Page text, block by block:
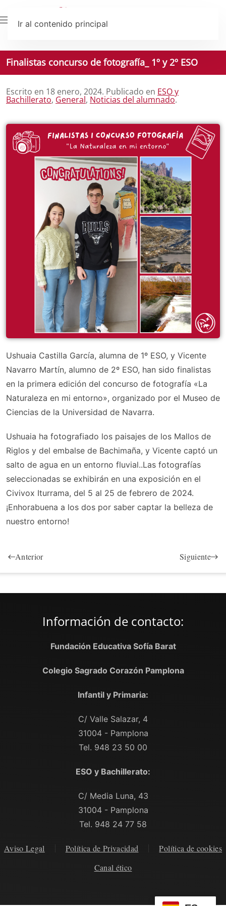
Ir al contenido principal
Finalistas concurso de fotografía_ 1º y 2º ESO
Escrito en 18 enero, 2024. Publicado en ESO y
Bachillerato, General, Noticias del alumnado.
Ushuaia Castilla García, alumna de 1º ESO, y Vicente
Navarro Martín, alumno de 2º ESO, han sido finalistas
en la primera edición del concurso de fotografía «La
Naturaleza en mi entorno», organizado por el Museo de
Ciencias de la Universidad de Navarra.
Ushuaia ha fotografiado los paisajes de los Mallos de
Riglos y del embalse de Bachimaña, y Vicente captó un
salto de agua en un entorno fluvial..Las fotografías
seleccionadas se exhibirán en una exposición en el
Civivox Iturrama, del 5 al 25 de febrero de 2024.
¡Enhorabuena a los dos por saber captar la belleza de
nuestro entorno!
Anterior Siguiente
Información de contacto:
Fundación Educativa Sofía Barat
Colegio Sagrado Corazón Pamplona
Infantil y Primaria:
C/ Valle Salazar, 4
31004 - Pamplona
Tel. 948 23 50 00
ESO y Bachillerato:
C/ Media Luna, 43
31004 - Pamplona
Tel. 948 24 77 58
Aviso Legal Política de Privacidad
Política de cookies
Canal ético